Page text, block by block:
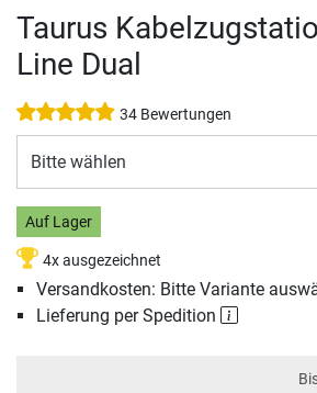
Taurus
Line Dual
34 Bewertungen
Bitte wählen
Auf Lager
4x ausgezeichnet
Versandkosten: Bitte Variante
Lieferung per Spedition